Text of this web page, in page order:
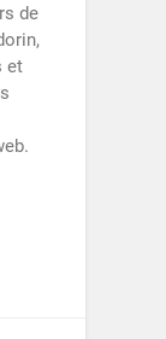
de
et